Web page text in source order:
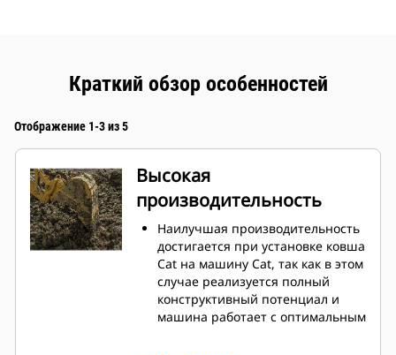
Краткий обзор особенностей
Отображение 1-3 из 5
Высокая
производительность
Наилучшая производительность
достигается при установке ковша
Cat на машину Cat, так как в этом
случае реализуется полный
конструктивный потенциал и
машина работает с оптимальным